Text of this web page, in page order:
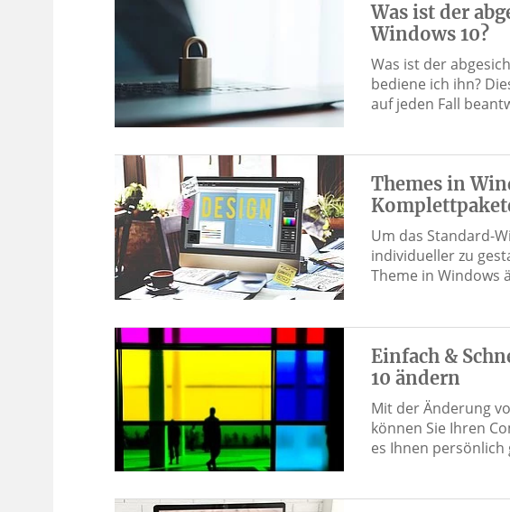
Was ist der
Windows 10?
Was ist der
bediene ich ihn?
auf jeden Fall
Themes in
Um das Standard-
individueller zu
Theme in Windows
Einfach &
10 ändern
Mit der Änderung
können Sie Ihren
es Ihnen